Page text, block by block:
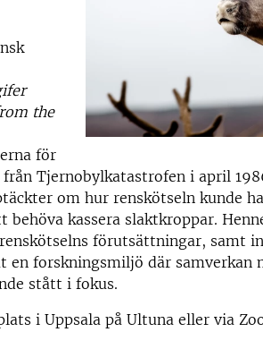
the
för
Tjernobylkatastrofen i april
om hur renskötseln kunde
kassera slaktkroppar.
förutsättningar, samt
en forskningsmiljö där samverkan
stått i fokus.
i Uppsala på Ultuna eller via